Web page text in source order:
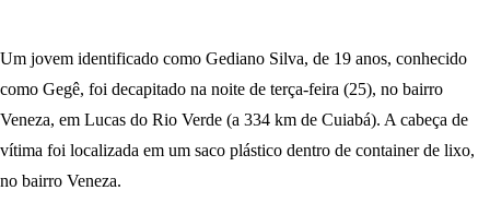
Um jovem identificado como Gediano Silva, de 19 anos, conhecido
como Gegê, foi decapitado na noite de terça-feira (25), no bairro
Veneza, em Lucas do Rio Verde (a 334 km de Cuiabá). A cabeça de
vítima foi localizada em um saco plástico dentro de container de lixo,
no bairro Veneza.